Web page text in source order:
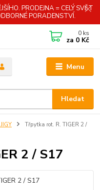
PRODEJNA = CELÝ SVĚT
PORADENSTVÍ.
Menu
Hledat
0 ks
za 0 Kč
Třpytka rot. R. TIGER 2 /
2 / S17